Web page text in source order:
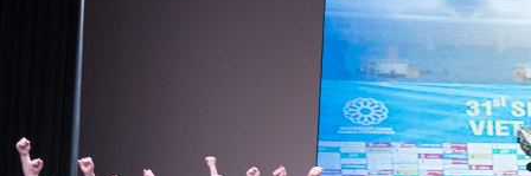
학교 CI
교직원현황
학생현황
위치/전화
전경사진